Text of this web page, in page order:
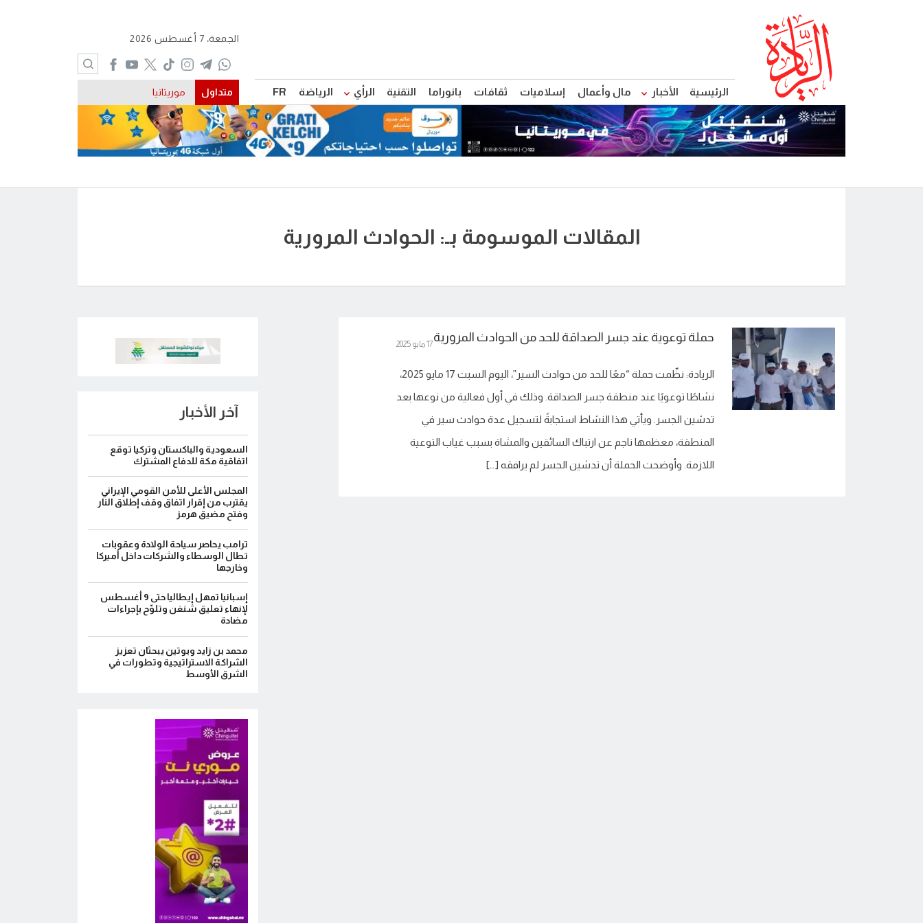
الرئيسية الأخبار مال وأعمال إسلاميات ثقافات بانوراما التقنية الرأي الرياضة FR
الجمعة، 7 أغسطس 2026
متداول موريتانيا
المقالات الموسومة بـ: الحوادث المرورية
حملة توعوية عند جسر الصداقة للحد من الحوادث المرورية17 مايو 2025
الريادة: نظّمت حملة “معًا للحد من حوادث السير”، اليوم السبت 17 مايو 2025،
نشاطًا توعويًا عند منطقة جسر الصداقة. وذلك في أول فعالية من نوعها بعد
تدشين الجسر. ويأتي هذا النشاط استجابةً لتسجيل عدة حوادث سير في
المنطقة، معظمها ناجم عن ارتباك السائقين والمشاة بسبب غياب التوعية
اللازمة. وأوضحت الحملة أن تدشين الجسر لم يرافقه […]
آخر الأخبار
السعودية والباكستان وتركيا توقع
اتفاقية مكة للدفاع المشترك
المجلس الأعلى للأمن القومي الإيراني
يقترب من إقرار اتفاق وقف إطلاق النار
وفتح مضيق هرمز
ترامب يحاصر سياحة الولادة وعقوبات
تطال الوسطاء والشركات داخل أميركا
وخارجها
إسبانيا تمهل إيطاليا حتى 9 أغسطس
لإنهاء تعليق شنغن وتلوّح بإجراءات
مضادة
محمد بن زايد وبوتين يبحثان تعزيز
الشراكة الاستراتيجية وتطورات في
الشرق الأوسط